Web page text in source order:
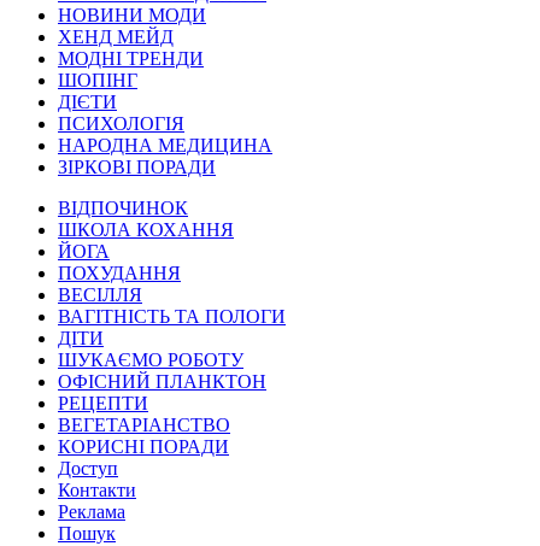
НОВИНИ МОДИ
ХЕНД МЕЙД
МОДНІ ТРЕНДИ
ШОПІНГ
ДІЄТИ
ПСИХОЛОГІЯ
НАРОДНА МЕДИЦИНА
ЗІРКОВІ ПОРАДИ
ВІДПОЧИНОК
ШКОЛА КОХАННЯ
ЙОГА
ПОХУДАННЯ
ВЕСІЛЛЯ
ВАГІТНІСТЬ ТА ПОЛОГИ
ДІТИ
ШУКАЄМО РОБОТУ
ОФІСНИЙ ПЛАНКТОН
РЕЦЕПТИ
ВЕГЕТАРІАНСТВО
КОРИСНІ ПОРАДИ
Доступ
Контакти
Реклама
Пошук